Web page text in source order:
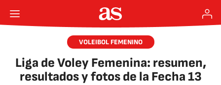
VOLEIBOL FEMENINO
Liga de Voley Femenina: resumen,
resultados y fotos de la Fecha 13